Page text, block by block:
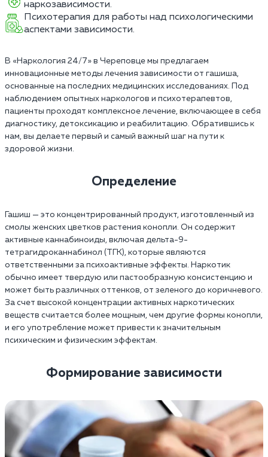
наркозависимости.
Психотерапия для работы над психологическими
аспектами зависимости.
В «Наркология 24/7» в Череповце мы предлагаем
инновационные методы лечения зависимости от гашиша,
основанные на последних медицинских исследованиях. Под
наблюдением опытных наркологов и психотерапевтов,
пациенты проходят комплексное лечение, включающее в себя
диагностику, детоксикацию и реабилитацию. Обратившись к
нам, вы делаете первый и самый важный шаг на пути к
здоровой жизни.
Определение
Гашиш — это концентрированный продукт, изготовленный из
смолы женских цветков растения конопли. Он содержит
активные каннабиноиды, включая дельта-9-
тетрагидроканнабинол (ТГК), которые являются
ответственными за психоактивные эффекты. Наркотик
обычно имеет твердую или пастообразную консистенцию и
может быть различных оттенков, от зеленого до коричневого.
За счет высокой концентрации активных наркотических
веществ считается более мощным, чем другие формы конопли,
и его употребление может привести к значительным
психическим и физическим эффектам.
Формирование зависимости